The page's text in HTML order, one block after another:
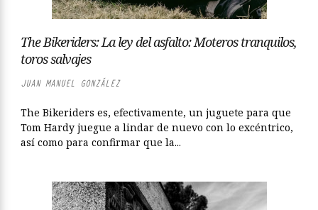
The Bikeriders: La ley del asfalto: Moteros tranquilos,
toros salvajes
JUAN MANUEL GONZÁLEZ
The Bikeriders es, efectivamente, un juguete para que
Tom Hardy juegue a lindar de nuevo con lo excéntrico,
así como para confirmar que la...